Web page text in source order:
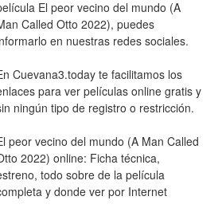
El peor vecino del mundo (A
Called Otto 2022), puedes
en nuestras redes sociales.
Cuevana3.today te facilitamos los
para ver películas online gratis y
ningún tipo de registro o restricción.
peor vecino del mundo (A Man Called
2022) online: Ficha técnica,
todo sobre de la película
y donde ver por Internet